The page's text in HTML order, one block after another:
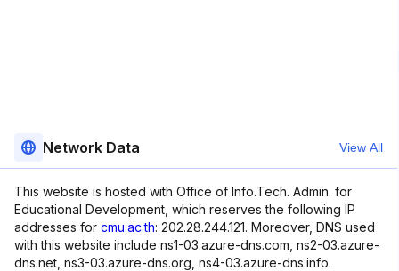
Network Data View All
This website is hosted with Office of Info.Tech. Admin. for
Educational Development, which reserves the following IP
addresses for cmu.ac.th: 202.28.244.121. Moreover, DNS used
with this website include ns1-03.azure-dns.com, ns2-03.azure-
dns.net, ns3-03.azure-dns.org, ns4-03.azure-dns.info.